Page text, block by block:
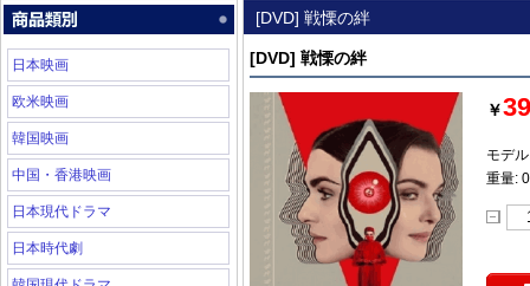
日本映画
欧米映画
韓国映画
中国・香港映画
日本現代ドラマ
日本時代劇
[DVD] 戦慄の絆
[DVD] 戦慄の絆
￥
モデ
重量: